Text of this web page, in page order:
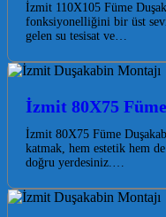
İzmit 110X105 Füme
fonksiyonelliğini bir üst
gelen su tesisat ve…
İzmit 80X75
İzmit 80X75 Füme
katmak, hem estetik hem
doğru yerdesiniz.…